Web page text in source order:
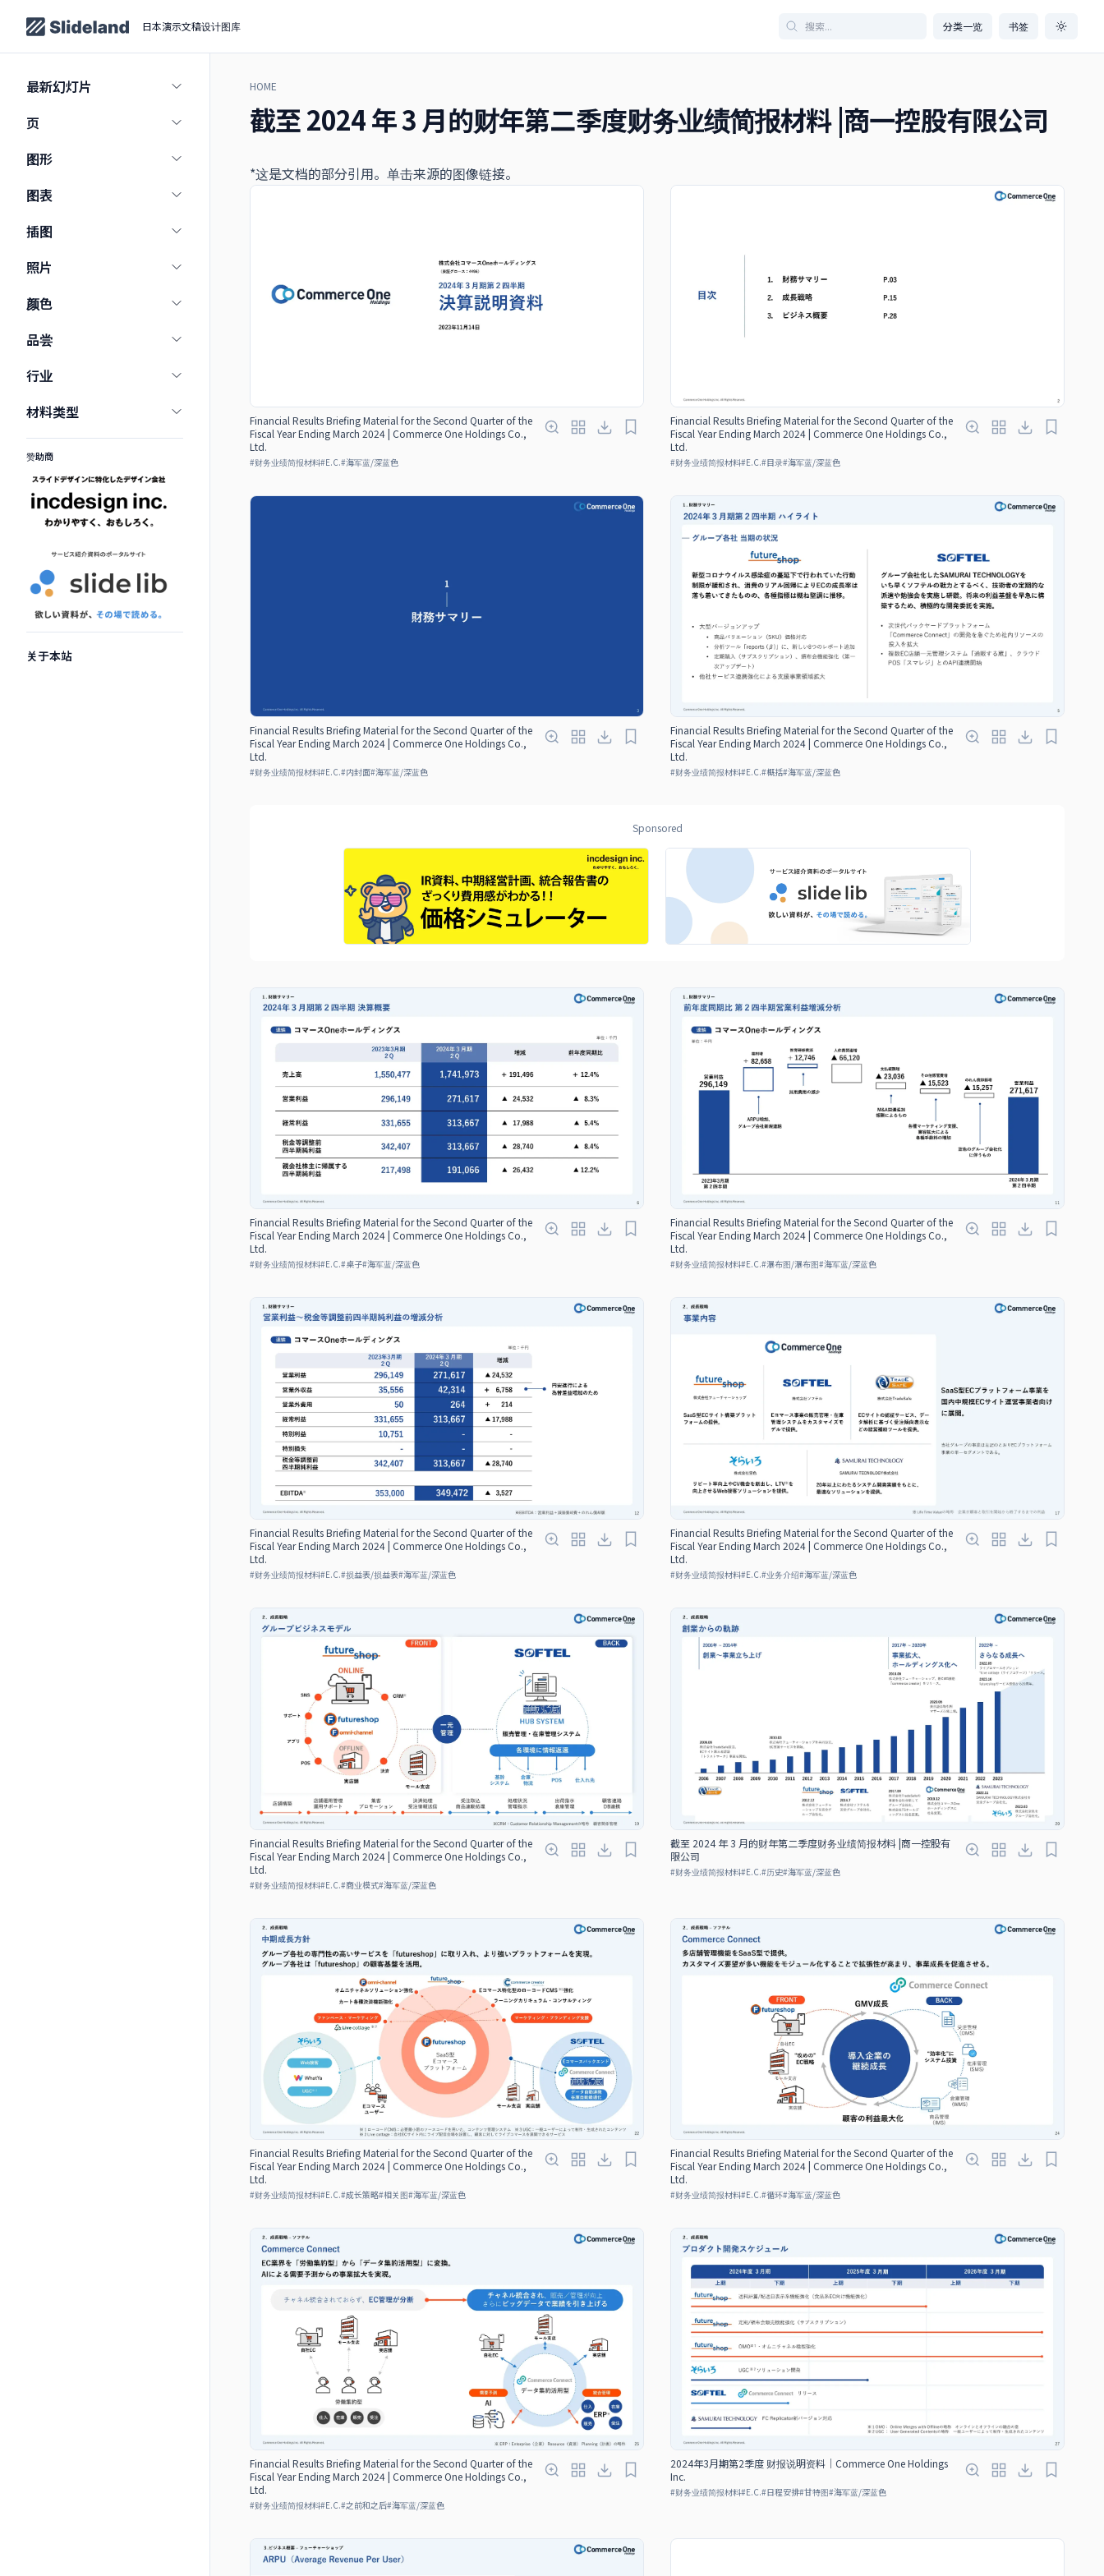
日本演示文稿设计图库 分类一览 书签
最新幻灯片
页
图形
图表
插图
照片
颜色
品尝
行业
材料类型
赞助商
关于本站
HOME
截至 2024 年 3 月的财年第二季度财务业绩简报材料 |商一控股有限公司
*这是文档的部分引用。单击来源的图像链接。
Financial Results Briefing Material for the Second Quarter of the
Fiscal Year Ending March 2024 | Commerce One Holdings Co.,
Ltd.
#财务业绩简报材料#E.C.#海军蓝/深蓝色
Financial Results Briefing Material for the Second Quarter of the
Fiscal Year Ending March 2024 | Commerce One Holdings Co.,
Ltd.
#财务业绩简报材料#E.C.#目录#海军蓝/深蓝色
Financial Results Briefing Material for the Second Quarter of the
Fiscal Year Ending March 2024 | Commerce One Holdings Co.,
Ltd.
#财务业绩简报材料#E.C.#内封面#海军蓝/深蓝色
Financial Results Briefing Material for the Second Quarter of the
Fiscal Year Ending March 2024 | Commerce One Holdings Co.,
Ltd.
#财务业绩简报材料#E.C.#概括#海军蓝/深蓝色
Sponsored
Financial Results Briefing Material for the Second Quarter of the
Fiscal Year Ending March 2024 | Commerce One Holdings Co.,
Ltd.
#财务业绩简报材料#E.C.#桌子#海军蓝/深蓝色
Financial Results Briefing Material for the Second Quarter of the
Fiscal Year Ending March 2024 | Commerce One Holdings Co.,
Ltd.
#财务业绩简报材料#E.C.#瀑布图/瀑布图#海军蓝/深蓝色
Financial Results Briefing Material for the Second Quarter of the
Fiscal Year Ending March 2024 | Commerce One Holdings Co.,
Ltd.
#财务业绩简报材料#E.C.#损益表/损益表#海军蓝/深蓝色
Financial Results Briefing Material for the Second Quarter of the
Fiscal Year Ending March 2024 | Commerce One Holdings Co.,
Ltd.
#财务业绩简报材料#E.C.#业务介绍#海军蓝/深蓝色
Financial Results Briefing Material for the Second Quarter of the
Fiscal Year Ending March 2024 | Commerce One Holdings Co.,
Ltd.
#财务业绩简报材料#E.C.#商业模式#海军蓝/深蓝色
截至 2024 年 3 月的财年第二季度财务业绩简报材料 |商一控股有
限公司
#财务业绩简报材料#E.C.#历史#海军蓝/深蓝色
Financial Results Briefing Material for the Second Quarter of the
Fiscal Year Ending March 2024 | Commerce One Holdings Co.,
Ltd.
#财务业绩简报材料#E.C.#成长策略#相关图#海军蓝/深蓝色
Financial Results Briefing Material for the Second Quarter of the
Fiscal Year Ending March 2024 | Commerce One Holdings Co.,
Ltd.
#财务业绩简报材料#E.C.#循环#海军蓝/深蓝色
Financial Results Briefing Material for the Second Quarter of the
Fiscal Year Ending March 2024 | Commerce One Holdings Co.,
Ltd.
#财务业绩简报材料#E.C.#之前和之后#海军蓝/深蓝色
2024年3月期第2季度 财报说明资料｜Commerce One Holdings
Inc.
#财务业绩简报材料#E.C.#日程安排#甘特图#海军蓝/深蓝色